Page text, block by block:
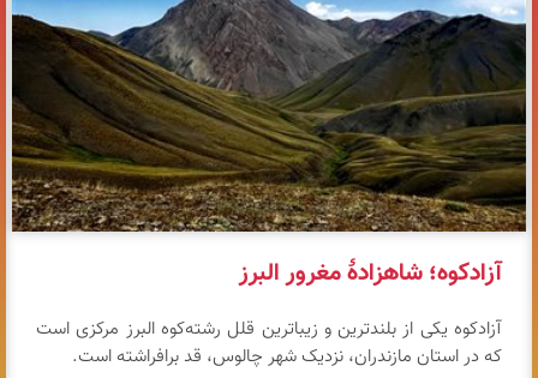
آزادکوه؛ شاهزادهٔ مغرور البرز
آزادکوه یکی از بلندترین و زیباترین قلل رشته‌کوه البرز مرکزی است
که در استان مازندران، نزدیک شهر چالوس، قد برافراشته است.